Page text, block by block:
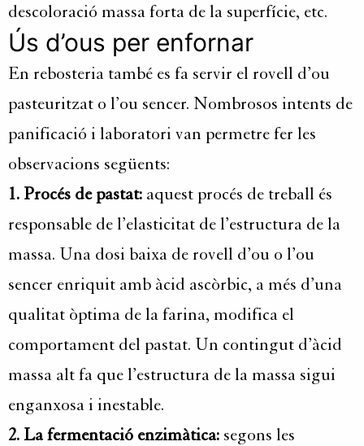
descoloració massa forta de la superfície, etc.
Ús d’ous per enfornar
En rebosteria també es fa servir el rovell d’ou
pasteuritzat o l’ou sencer. Nombrosos intents de
panificació i laboratori van permetre fer les
observacions següents:
1. Procés de pastat: aquest procés de treball és
responsable de l’elasticitat de l’estructura de la
massa. Una dosi baixa de rovell d’ou o l’ou
sencer enriquit amb àcid ascòrbic, a més d’una
qualitat òptima de la farina, modifica el
comportament del pastat. Un contingut d’àcid
massa alt fa que l’estructura de la massa sigui
enganxosa i inestable.
2. La fermentació enzimàtica: segons les